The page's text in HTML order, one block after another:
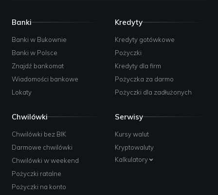
Banki
Banki w Bukownie
Banki w Polsce
Znajdź bankomat
Wiadomości bankowe
Lokaty
Kredyty
Kredyty gotówkowe
Pożyczki
Kredyty dla firm
Pożyczka za darmo
Pożyczki dla zadłużonych
Chwilówki
Chwilówki bez BIK
Darmowe chwilówki
Chwilówki w weekend
Pożyczki ratalne
Pożyczki na konto
Serwisy
Kursy walut
Kryptowaluty
Kalkulatory